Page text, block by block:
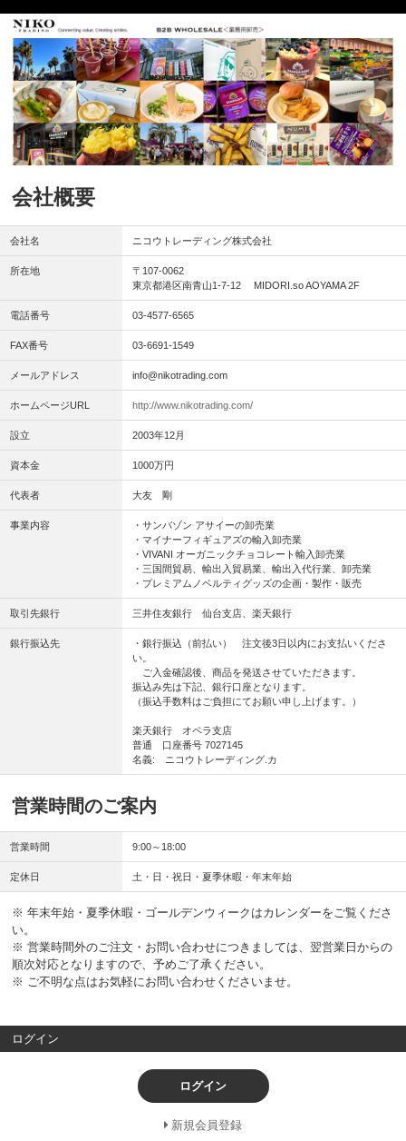
会社概要
会社名 ニコウトレーディング株式会社
所在地
〒107-0062
東京都港区南青山1-7-12 MIDORI.so AOYAMA 2F
電話番号 03-4577-6565
FAX番号 03-6691-1549
メールアドレス info@nikotrading.com
ホームページURL http://www.nikotrading.com/
設立 2003年12月
資本金 1000万円
代表者 大友 剛
事業内容
・サンバゾン アサイーの卸売業
・マイナーフィギュアズの輸入卸売業
・VIVANI オーガニックチョコレート輸入卸売業
・三国間貿易、輸出入貿易業、輸出入代行業、卸売業
・プレミアムノベルティグッズの企画・製作・販売
取引先銀行 三井住友銀行 仙台支店、楽天銀行
銀行振込先
・銀行振込（前払い） 注文後3日以内にお支払いくださ
い。
ご入金確認後、商品を発送させていただきます。
振込み先は下記、銀行口座となります。
（振込手数料はご負担にてお願い申し上げます。）
楽天銀行 オペラ支店
普通 口座番号 7027145
名義: ニコウトレーディング.カ
営業時間のご案内
営業時間 9:00～18:00
定休日 土・日・祝日・夏季休暇・年末年始
※ 年末年始・夏季休暇・ゴールデンウィークはカレンダーをご覧くださ
い。
※ 営業時間外のご注文・お問い合わせにつきましては、翌営業日からの
順次対応となりますので、予めご了承ください。
※ ご不明な点はお気軽にお問い合わせくださいませ。
ログイン
ログイン
新規会員登録